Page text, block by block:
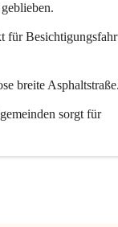
für
breite
sorgt für